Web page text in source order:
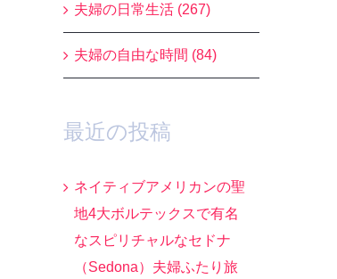
夫婦の日常生活 (267)
夫婦の自由な時間 (84)
最近の投稿
ネイティブアメリカンの聖
地4大ボルテックスで有名
なスピリチャルなセドナ
（Sedona）夫婦ふたり旅